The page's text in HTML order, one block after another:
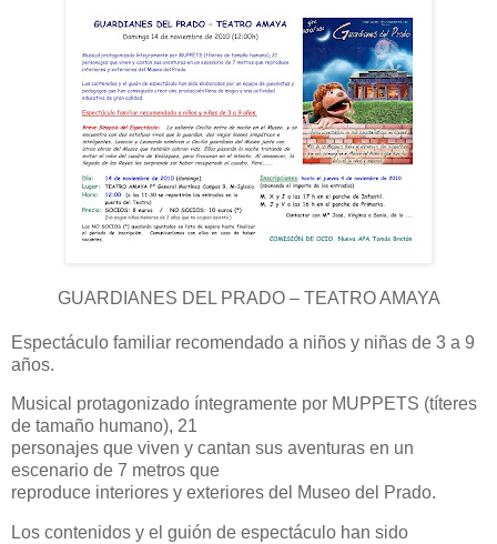
GUARDIANES DEL PRADO – TEATRO AMAYA
Espectáculo familiar recomendado a niños y niñas de 3 a 9
años.
Musical protagonizado íntegramente por MUPPETS (títeres
de tamaño humano), 21
personajes que viven y cantan sus aventuras en un
escenario de 7 metros que
reproduce interiores y exteriores del Museo del Prado.
Los contenidos y el guión de espectáculo han sido